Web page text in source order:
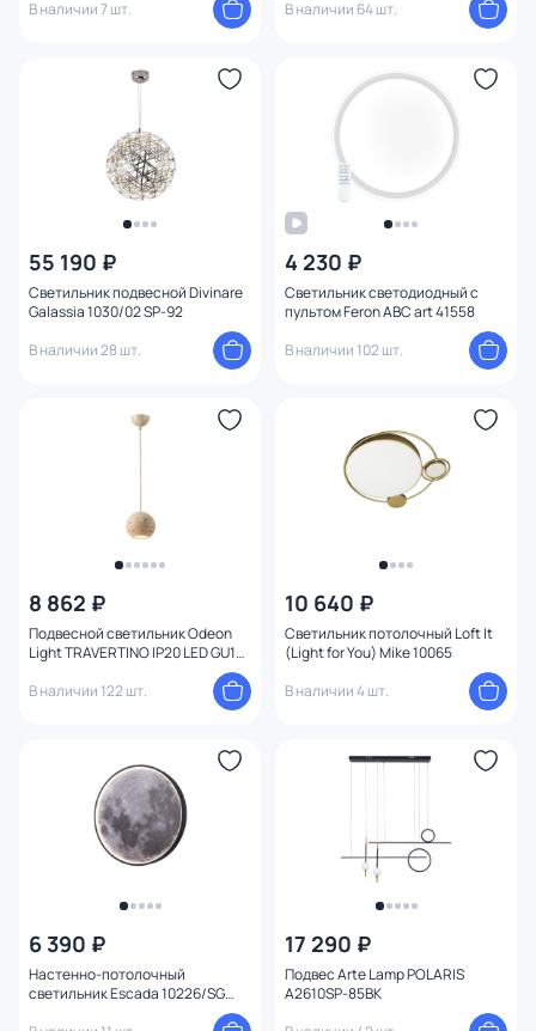
В наличии 7 шт.
В наличии 64 шт.
55 190 ₽
Светильник подвесной Divinare
Galassia 1030/02 SP-92
В наличии 28 шт.
4 230 ₽
Светильник светодиодный с
пультом Feron ABC art 41558
В наличии 102 шт.
8 862 ₽
Подвесной светильник Odeon
Light TRAVERTINO IP20 LED GU10
В наличии 122 шт.
10 640 ₽
Светильник потолочный Loft It
(Light for You) Mike 10065
В наличии 4 шт.
6 390 ₽
Настенно-потолочный
светильник Escada 10226/SG
17 290 ₽
Подвес Arte Lamp POLARIS
A2610SP-85BK